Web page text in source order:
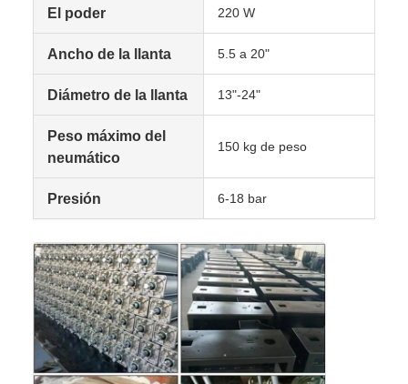
El poder 220 W
Ancho de la llanta 5.5 a 20"
Diámetro de la llanta 13"-24"
Peso máximo del
neumático
150 kg de peso
Presión 6-18 bar